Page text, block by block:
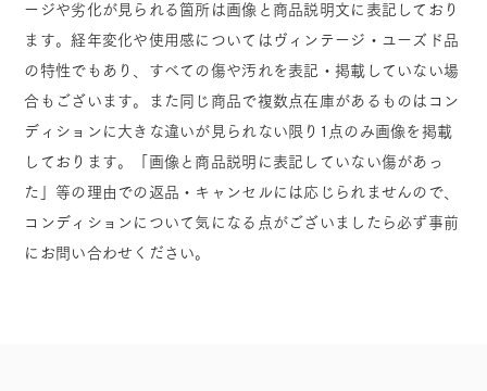
ージや劣化が見られる箇所は画像と商品説明文に表記しており
ます。経年変化や使用感についてはヴィンテージ・ユーズド品
の特性でもあり、すべての傷や汚れを表記・掲載していない場
合もございます。また同じ商品で複数点在庫があるものはコン
ディションに大きな違いが見られない限り1点のみ画像を掲載
しております。「画像と商品説明に表記していない傷があっ
た」等の理由での返品・キャンセルには応じられませんので、
コンディションについて気になる点がございましたら必ず事前
にお問い合わせください。